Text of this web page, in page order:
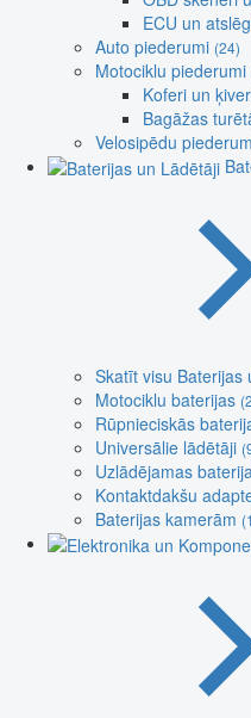
ECU un
Auto piederumi (24)
Motociklu piederumi
Koferi un
Bagāžas
Velosipēdu
Skatīt visu Baterijas
Motociklu baterijas
Rūpnieciskās
Universālie lādētāji
Uzlādējamas
Kontaktdakšu
Baterijas kamerām